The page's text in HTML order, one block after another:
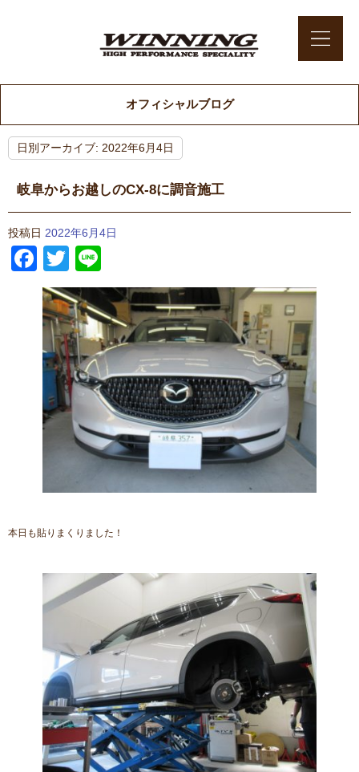
オフィシャルブログ
日別アーカイブ: 2022年6月4日
岐阜からお越しのCX-8に調音施工
投稿日 2022年6月4日
Facebook
Twitter
本日も貼りまくりました！